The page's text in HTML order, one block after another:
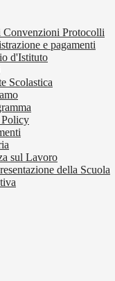
Convenzioni Protocolli
e pagamenti
d'Istituto
Scolastica
sul Lavoro
della Scuola